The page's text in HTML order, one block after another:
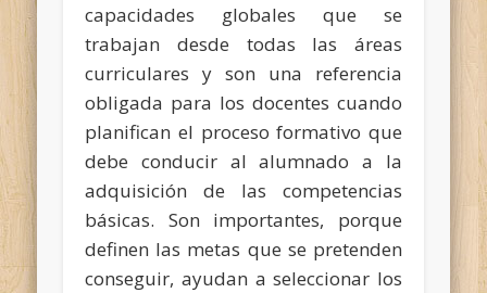
capacidades globales que se
trabajan desde todas las áreas
curriculares y son una referencia
obligada para los docentes cuando
planifican el proceso formativo que
debe conducir al alumnado a la
adquisición de las competencias
básicas. Son importantes, porque
definen las metas que se pretenden
conseguir, ayudan a seleccionar los